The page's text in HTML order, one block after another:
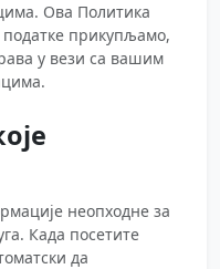
Ова Политика
прикупљамо,
у вези са вашим
неопходне за
Када посетите
да